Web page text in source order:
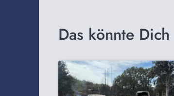
Das könnte